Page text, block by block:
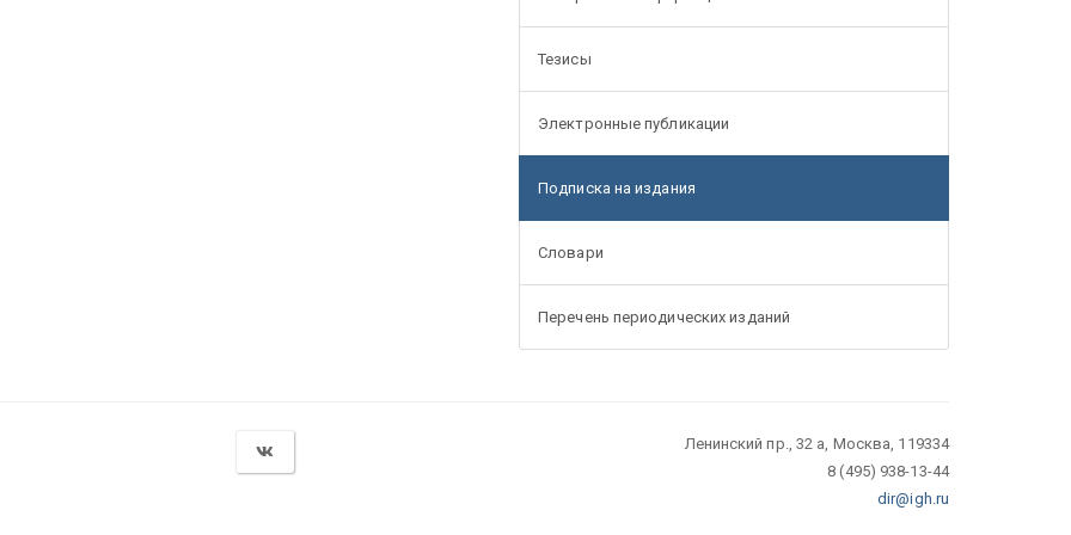
Тезисы
Электронные публикации
Подписка на издания
Словари
Перечень периодических изданий
Ленинский пр., 32 а, Москва, 119334
8 (495) 938-13-44
dir@igh.ru